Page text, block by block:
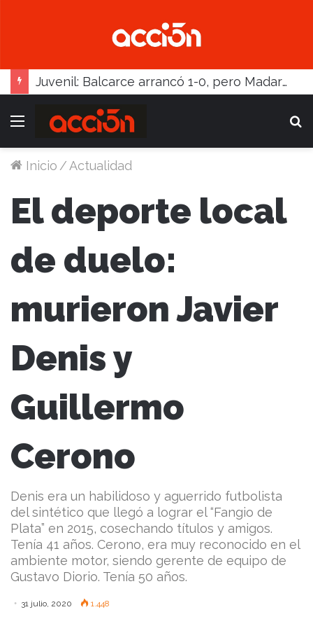
Juvenil: Balcarce arrancó 1-0, pero Madariaga lo dio vuelta
Menú
Inicio /Actualidad
El deporte local
de duelo:
murieron Javier
Denis y
Guillermo
Cerono
Denis era un habilidoso y aguerrido futbolista
del sintético que llegó a lograr el “Fangio de
Plata” en 2015, cosechando títulos y amigos.
Tenía 41 años. Cerono, era muy reconocido en el
ambiente motor, siendo gerente de equipo de
Gustavo Diorio. Tenía 50 años.
31 julio, 2020 1.448